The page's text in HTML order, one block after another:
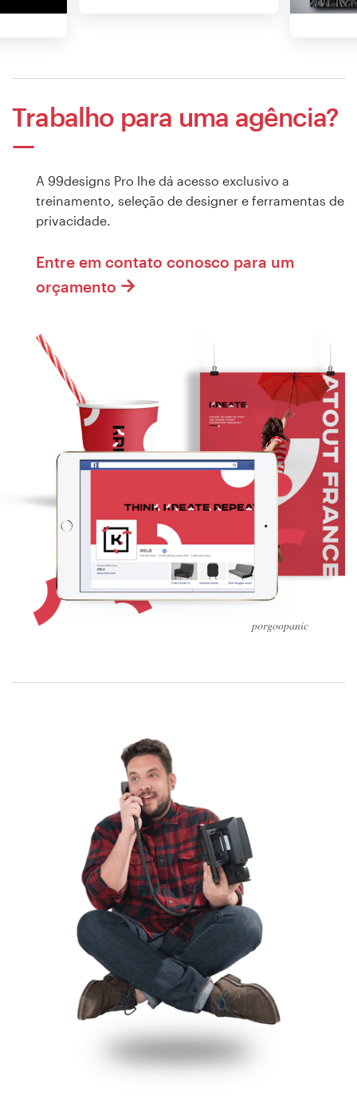
porgoopanic
Trabalho para uma agência?
A 99designs Pro lhe dá acesso exclusivo a
treinamento, seleção de designer e ferramentas de
privacidade.
Entre em contato conosco para um
orçamento